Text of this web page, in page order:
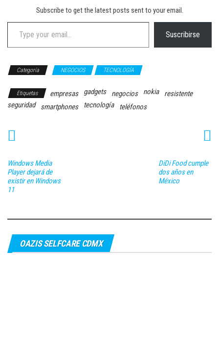
Subscribe to get the latest posts sent to your email.
Type your email…
Suscribirse
Categoría NEGOCIOS TECNOLOGÍA
Etiquetas empresas gadgets negocios nokia
resistente
seguridad
smartphones tecnología teléfonos
Windows Media
Player dejará de
existir en Windows
11
DiDi Food cumple
dos años en
México
OAZIS SELFCARE CDMX